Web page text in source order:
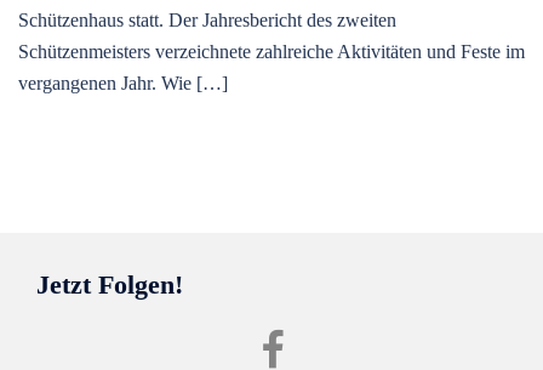
Schützenhaus statt. Der Jahresbericht des zweiten
Schützenmeisters verzeichnete zahlreiche Aktivitäten und Feste im
vergangenen Jahr. Wie […]
Jetzt Folgen!
Facebook
SvHgw